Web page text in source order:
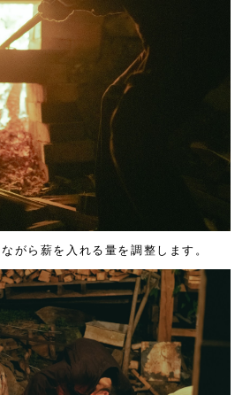
がら薪を入れる量を調整します。